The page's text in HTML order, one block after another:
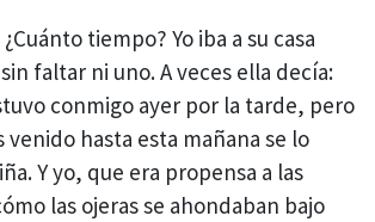
tiempo? Yo iba a su casa
faltar ni uno. A veces ella decía:
conmigo ayer por la tarde, pero
venido hasta esta mañana se lo
Y yo, que era propensa a las
las ojeras se ahondaban bajo